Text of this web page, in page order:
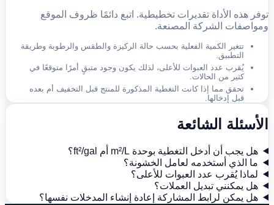
توفر هذه الأداة تقديرات تخطيطية. اتبع دائمًا ظروف الموقع
ومواصفات الشركة المصنعة.
تتغير الكمية الفعلية بحسب حالة الركيزة والطقس والرطوبة وطريقة
التطبيق.
يُقرب عدد العبوات للأعلى، لذلك يكون وجود متبقٍ أمرًا متوقعًا في
كثير من الحالات.
تحقق مما إذا كانت التغطية المذكورة للمنتج قبل التخفيف أم بعده
قبل إدخالها.
الأسئلة الشائعة
هل يجب أن أدخل التغطية بوحدة m²/L أم ft²/gal؟
ما الذي أستخدمه لعامل الخشونة؟
لماذا يُقرب عدد العبوات للأعلى؟
هل يمكنني تبديل العملات؟
هل يمكن لرابط المشاركة إعادة إنشاء المدخلات نفسها؟